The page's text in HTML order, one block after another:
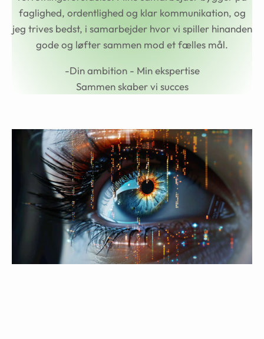
faglighed, ordentlighed og klar kommunikation, og
jeg trives bedst, i samarbejder hvor vi spiller hinanden
gode og løfter sammen mod et fælles mål.
-Din ambition - Min ekspertise
Sammen skaber vi succes